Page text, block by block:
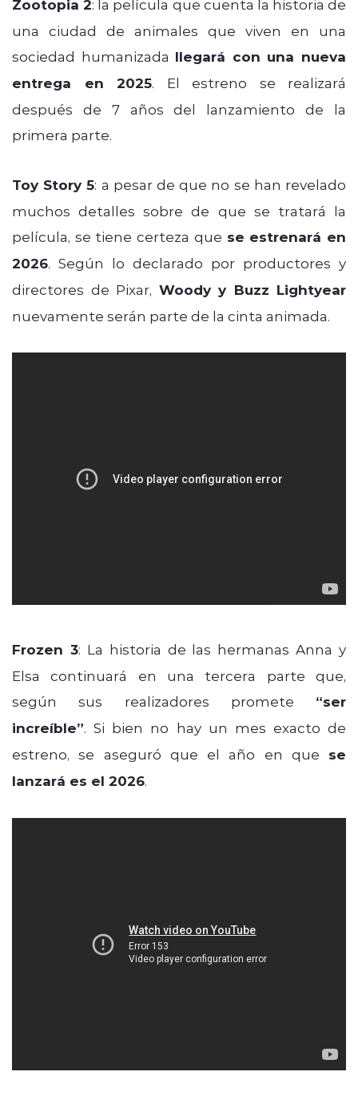
Zootopia 2: la película que cuenta la historia de
una ciudad de animales que viven en una
sociedad humanizada llegará con una nueva
entrega en 2025. El estreno se realizará
después de 7 años del lanzamiento de la
primera parte.
Toy Story 5: a pesar de que no se han revelado
muchos detalles sobre de que se tratará la
película, se tiene certeza que se estrenará en
2026. Según lo declarado por productores y
directores de Pixar, Woody y Buzz Lightyear
nuevamente serán parte de la cinta animada.
Frozen 3: La historia de las hermanas Anna y
Elsa continuará en una tercera parte que,
según sus realizadores promete “ser
increíble”. Si bien no hay un mes exacto de
estreno, se aseguró que el año en que se
lanzará es el 2026.